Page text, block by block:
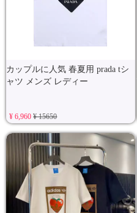
カップルに人気 春夏用 prada tシ
ャツ メンズ レディー
¥ 6,960¥ 15650